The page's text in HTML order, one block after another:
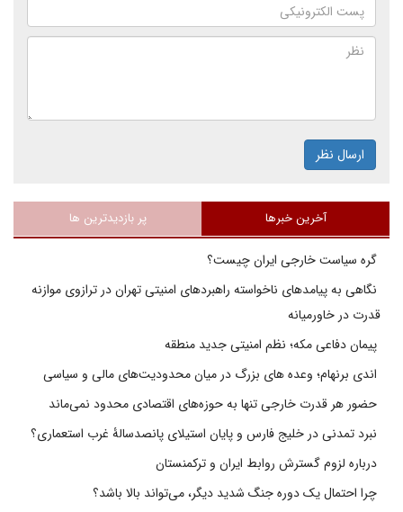
ارسال نظر
آخرین خبرها پر بازدیدترین ها
گره سیاست خارجی ایران چیست؟
نگاهی به پیامدهای ناخواسته راهبردهای امنیتی تهران در ترازوی موازنه
قدرت در خاورمیانه
پیمان دفاعی مکه؛ نظم امنیتی جدید منطقه
اندی برنهام؛ وعده های بزرگ در میان محدودیت‌های مالی و سیاسی
حضور هر قدرت خارجی تنها به حوزه‌های اقتصادی محدود نمی‌ماند
نبرد تمدنی در خلیج فارس و پایان استیلای پانصدسالۀ غرب استعماری؟
درباره لزوم گسترش روابط ایران و ترکمنستان
چرا احتمال یک دوره جنگ شدید دیگر، می‌تواند بالا باشد؟